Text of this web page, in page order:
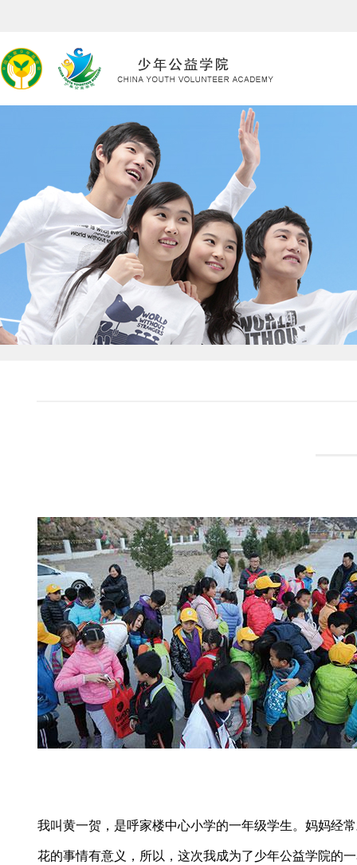
我叫黄一贺，是呼家楼中心小学的一年级学生。妈妈经
花的事情有意义，所以，这次我成为了少年公益学院的